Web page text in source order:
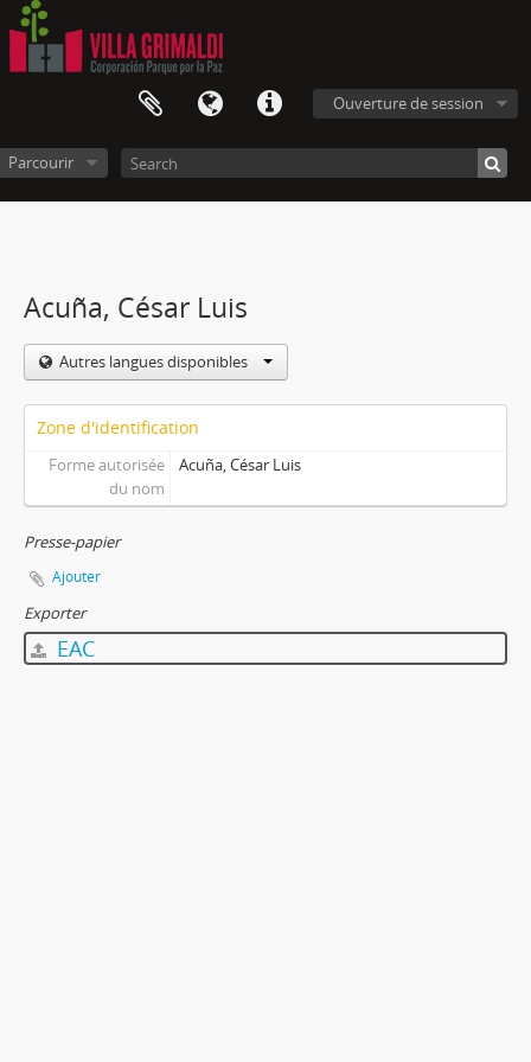
Ouverture de session
Parcourir
Acuña, César Luis
Autres langues disponibles
Zone d'identification
Forme autorisée
du nom
Acuña, César Luis
Presse-papier
Ajouter
Exporter
EAC